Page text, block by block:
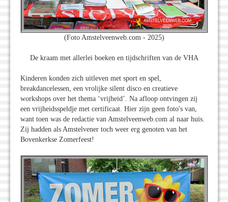
(Foto Amstelveenweb.com - 2025)
De kraam met allerlei boeken en tijdschriften van de VHA
Kinderen konden zich uitleven met sport en spel,
breakdancelessen, een vrolijke silent disco en creatieve
workshops over het thema ‘vrijheid’. Na afloop ontvingen zij
een vrijheidsspeldje met certificaat. Hier zijn geen foto's van,
want toen was de redactie van Amstelveenweb.com al naar huis.
Zij hadden als Amstelvener toch weer erg genoten van het
Bovenkerkse Zomerfeest!